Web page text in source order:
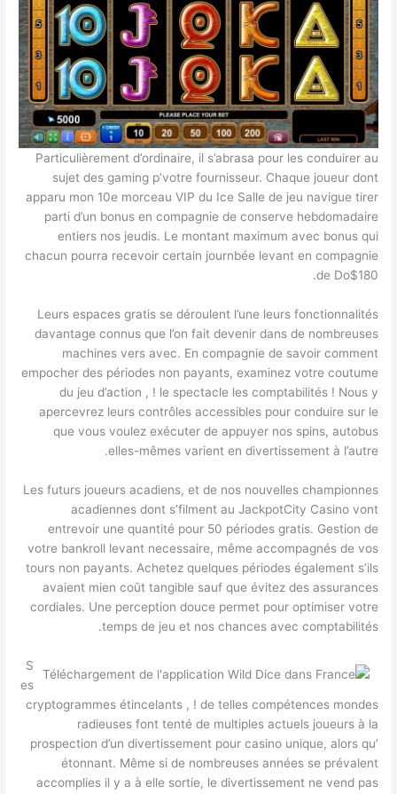
Particulièrement d’ordinaire, il s’abrasa pour les conduirer au
sujet des gaming p’votre fournisseur. Chaque joueur dont
apparu mon 10e morceau VIP du Ice Salle de jeu navigue tirer
parti d’un bonus en compagnie de conserve hebdomadaire
entiers nos jeudis. Le montant maximum avec bonus qui
chacun pourra recevoir certain journbée levant en compagnie
de Do$180.
Leurs espaces gratis se déroulent l’une leurs fonctionnalités
davantage connus que l’on fait devenir dans de nombreuses
machines vers avec. En compagnie de savoir comment
empocher des périodes non payants, examinez votre coutume
du jeu d’action , ! le spectacle les comptabilités ! Nous y
apercevrez leurs contrôles accessibles pour conduire sur le
que vous voulez exécuter de appuyer nos spins, autobus
elles-mêmes varient en divertissement à l’autre.
Les futurs joueurs acadiens, et de nos nouvelles championnes
acadiennes dont s’filment au JackpotCity Casino vont
entrevoir une quantité pour 50 périodes gratis. Gestion de
votre bankroll levant necessaire, même accompagnés de vos
tours non payants. Achetez quelques périodes également s’ils
avaient mien coût tangible sauf que évitez des assurances
cordiales. Une perception douce permet pour optimiser votre
temps de jeu et nos chances avec comptabilités.
S
es
cryptogrammes étincelants , ! de telles compétences mondes
radieuses font tenté de multiples actuels joueurs à la
prospection d’un divertissement pour casino unique, alors qu’
étonnant. Même si de nombreuses années se prévalent
accomplies il y a à elle sortie, le divertissement ne vend pas